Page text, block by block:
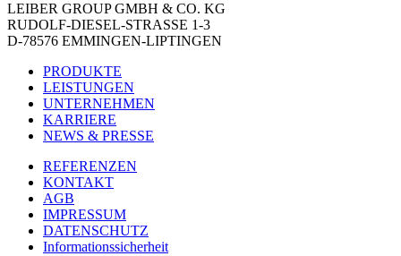
LEIBER GROUP GMBH & CO. KG
RUDOLF-DIESEL-STRASSE 1-3
D-78576 EMMINGEN-LIPTINGEN
PRODUKTE
LEISTUNGEN
UNTERNEHMEN
KARRIERE
NEWS & PRESSE
REFERENZEN
KONTAKT
AGB
IMPRESSUM
DATENSCHUTZ
Informationssicherheit